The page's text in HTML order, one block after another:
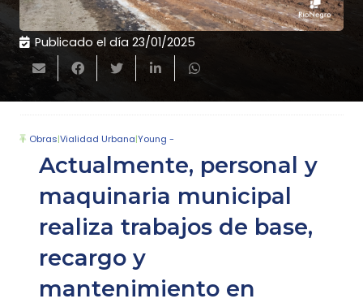
Publicado el día 23/01/2025
Obras|Vialidad Urbana|Young -
Actualmente, personal y
maquinaria municipal
realiza trabajos de base,
recargo y
mantenimiento en